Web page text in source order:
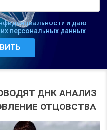
и даю
персональных данных
ДНК АНАЛИЗ
ОТЦОВСТВА